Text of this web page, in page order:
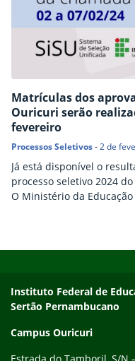
Matrículas dos
Ouricuri serão
fevereiro
Processos Seletivos-2 de
Já está disponível o
processo seletivo 2024
O Ministério da
Endereço
Instituto Federal de
Sertão Pernambucano
Campus Ouricuri